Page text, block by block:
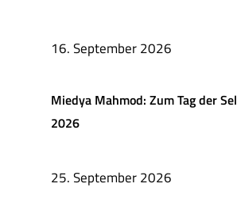
16. September 2026
Miedya Mahmod: Zum Tag der
2026
25. September 2026